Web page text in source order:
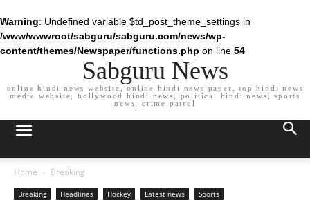
Warning: Undefined variable $td_post_theme_settings in
/www/wwwroot/sabguru/sabguru.com/news/wp-
content/themes/Newspaper/functions.php on line 54
Sabguru News
online hindi news website, online hindi news paper, top hindi news
media website, bollywood hindi news, political hindi news, sports
news, crime patrol
Home Breaking
Breaking Headlines Hockey Latest news Sports